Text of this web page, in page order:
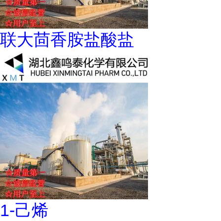
联大茴香胺盐酸盐
1-己烯